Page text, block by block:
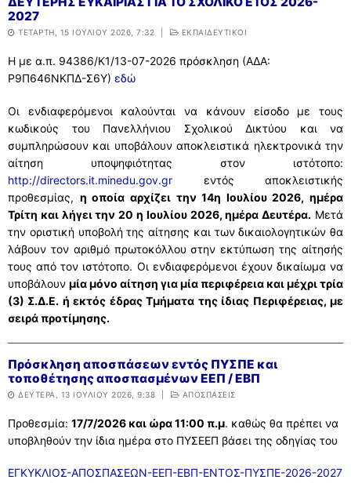
2027
ΤΕΤΆΡΤΗ, 15 ΙΟΥΛΊΟΥ 2026, 7:32 ΕΚΠΑΙΔΕΥΤΙΚΟΙ
Η με α.π. 94386/Κ1/13-07-2026 πρόσκληση (ΑΔΑ:
Ρ9Π646ΝΚΠΔ-Σ6Υ) εδώ
Οι ενδιαφερόμενοι καλούνται να κάνουν είσοδο με τους
κωδικούς του Πανελλήνιου Σχολικού Δικτύου και να
συμπληρώσουν και υποβάλουν αποκλειστικά ηλεκτρονικά την
αίτηση υποψηφιότητας στον ιστότοπο:
http://directors.it.minedu.gov.gr εντός αποκλειστικής
προθεσμίας, η οποία αρχίζει την 14η Ιουλίου 2026, ημέρα
Τρίτη και λήγει την 20 η Ιουλίου 2026, ημέρα Δευτέρα. Μετά
την οριστική υποβολή της αίτησης και των δικαιολογητικών θα
λάβουν τον αριθμό πρωτοκόλλου στην εκτύπωση της αίτησής
τους από τον ιστότοπο. Οι ενδιαφερόμενοι έχουν δικαίωμα να
υποβάλουν μία μόνο αίτηση για μία περιφέρεια και μέχρι τρία
(3) Σ.Δ.Ε. ή εκτός έδρας Τμήματα της ίδιας Περιφέρειας, με
σειρά προτίμησης.
Πρόσκληση αποσπάσεων εντός ΠΥΣΠΕ και
τοποθέτησης αποσπασμένων ΕΕΠ / ΕΒΠ
ΔΕΥΤΈΡΑ, 13 ΙΟΥΛΊΟΥ 2026, 9:38 ΑΠΟΣΠΑΣΕΙΣ
Προθεσμία: 17/7/2026 και ώρα 11:00 π.μ. καθώς θα πρέπει να
υποβληθούν την ίδια ημέρα στο ΠΥΣΕΕΠ βάσει της οδηγίας του
ΕΓΚΥΚΛΙΟΣ-ΑΠΟΣΠΑΣΕΩΝ-ΕΕΠ-ΕΒΠ-ΕΝΤΟΣ-ΠΥΣΠΕ-2026-2027